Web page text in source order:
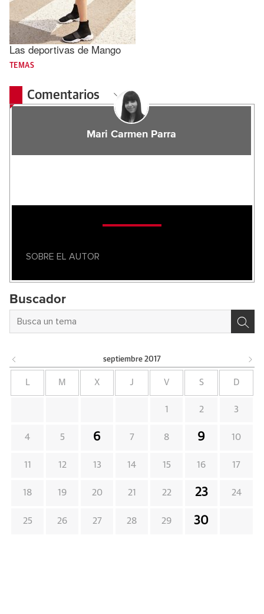
Las deportivas de Mango
TEMAS
Comentarios
Mari Carmen Parra
SOBRE EL AUTOR
Buscador
septiembre 2017
L M X J V S D
1 2 3
4 5 6 7 8 9 10
11 12 13 14 15 16 17
18 19 20 21 22 23 24
25 26 27 28 29 30